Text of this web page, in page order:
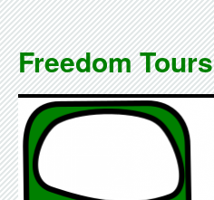
Zum
Inhalt
springen
Freedom Tours